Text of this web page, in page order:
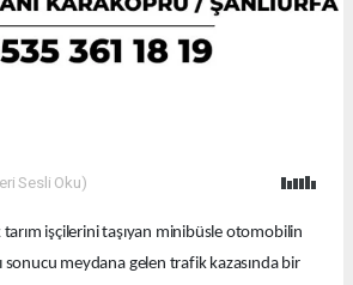
Sesli Oku)
tarım işçilerini taşıyan minibüsle otomobilin
sonucu meydana gelen trafik kazasında bir